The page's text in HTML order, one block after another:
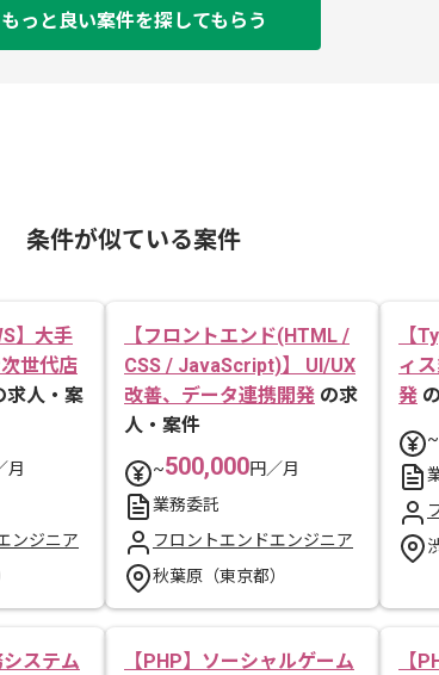
もっと良い案件を探してもらう
条件が似ている案件
】大手
世代店
求人・案
月
ンジニア
【フロントエンド(HTML /
CSS / JavaScript)】 UI/UX
改善、データ連携開発 の求
人・案件
~500,000円／月
業務委託
フロントエンドエンジニア
秋葉原（東京都）
【
ィ
発
~
システム
【PHP】ソーシャルゲーム
【